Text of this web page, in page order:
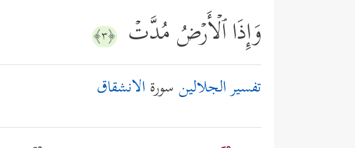
وَإِذَا ٱلۡأَرۡضُ مُدَّتۡ ﴿٣﴾
تفسير الجلالين سورةالانشقاق